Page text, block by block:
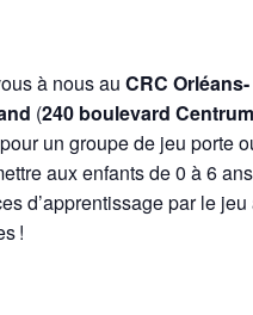
à nous au CRC Orléans-
(240 boulevard
pour un groupe de jeu porte
aux enfants de 0 à 6
d’apprentissage par le
!